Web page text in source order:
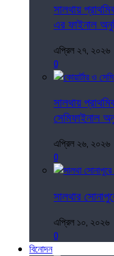
সালথায়
এর ফাইনাল
এপ্রিল ২৭, ২০২৬
0
সালথায়
সেমিফাইনাল
এপ্রিল ২৬, ২০২৬
0
সালথার
এপ্রিল ১০, ২০২৬
0
বিনোদন